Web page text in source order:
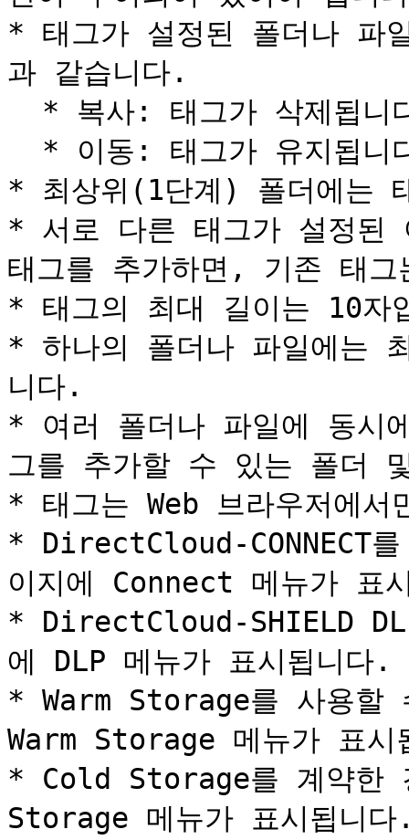
* 태그가 설정된 폴더나 파
과 같습니다.
* 최상위(1단계) 폴더에는
* 서로 다른 태그가 설정된
태그를 추가하면, 기존 태
* 태그의 최대 길이는 10자
* 하나의 폴더나 파일에는
니다.
* 여러 폴더나 파일에 동시
그를 추가할 수 있는 폴더
* 태그는 Web 브라우저에서
* DirectCloud-CONNECT
이지에 Connect 메뉴가 표
* DirectCloud-SHIELD
에 DLP 메뉴가 표시됩니다.
* Warm Storage를 사용할
Warm Storage 메뉴가 표시
* Cold Storage를 계약한
Storage 메뉴가 표시됩니